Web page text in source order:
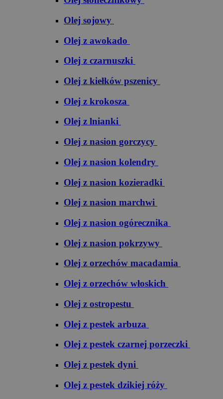
Olej sojowy
Olej z awokado
Olej z czarnuszki
Olej z kiełków pszenicy
Olej z krokosza
Olej z lnianki
Olej z nasion gorczycy
Olej z nasion kolendry
Olej z nasion kozieradki
Olej z nasion marchwi
Olej z nasion ogórecznika
Olej z nasion pokrzywy
Olej z orzechów macadamia
Olej z orzechów włoskich
Olej z ostropestu
Olej z pestek arbuza
Olej z pestek czarnej porzeczki
Olej z pestek dyni
Olej z pestek dzikiej róży